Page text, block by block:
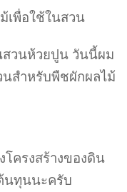
เพื่อใช้ในสวน
สวนห้วยปูน วันนี้ผม
สำหรับพืชผักผลไม้
ครงสร้างของดิน
นทุนนะครับ